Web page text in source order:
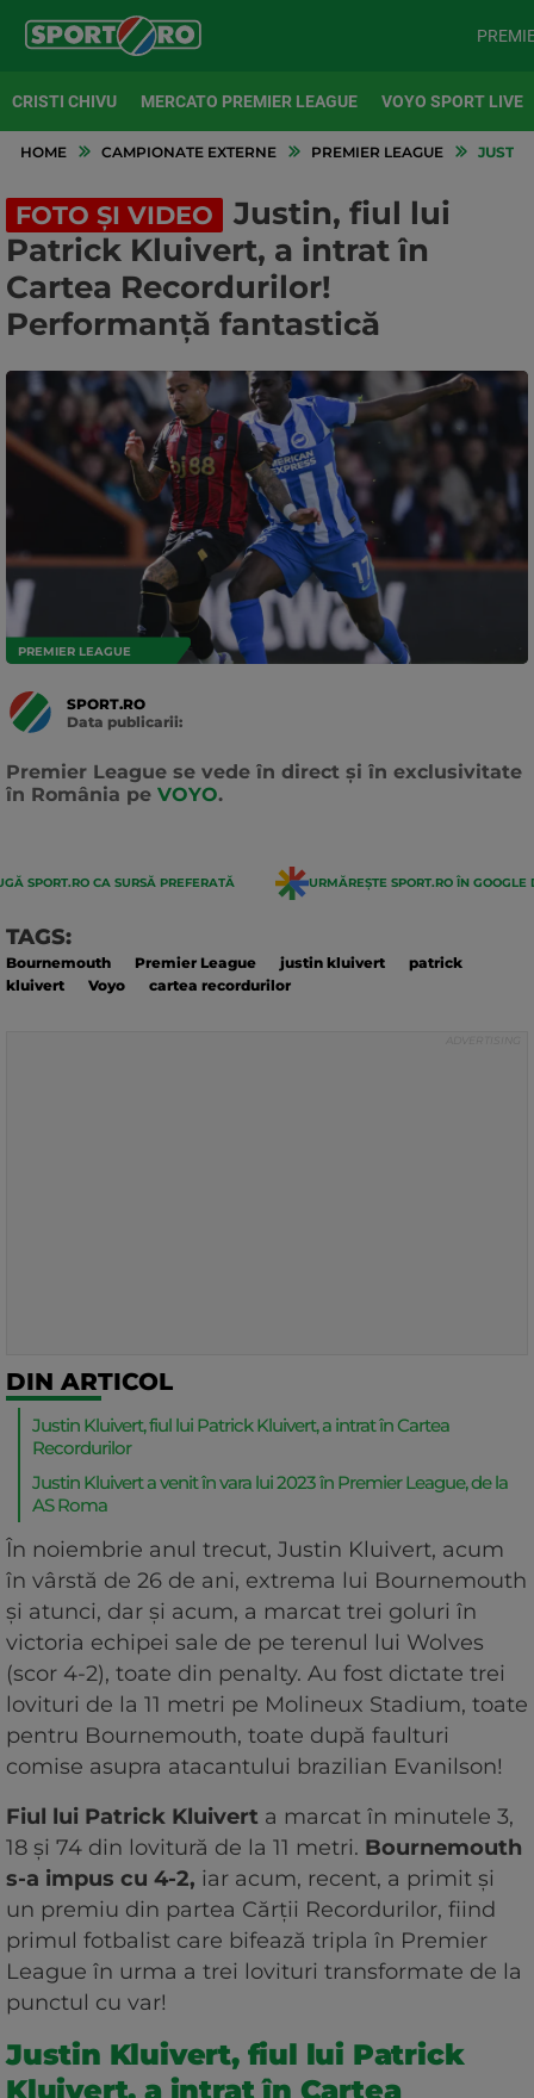
CRISTI CHIVU MERCATO PREMIER LEAGUE VOYO SPORT LIVE
HOME CAMPIONATE EXTERNE PREMIER LEAGUE
FOTO ȘI VIDEO
Justin, fiul lui
Patrick Kluivert, a intrat în
Cartea Recordurilor!
Performanță fantastică
PREMIER LEAGUE
SPORT.RO
Data publicarii:
Premier League se vede în direct și în exclusivitate
în România pe VOYO.
SPORT.RO CA SURSĂ PREFERATĂ URMĂREȘTE SPORT.RO ÎN GOOGLE
TAGS:
Bournemouth Premier League justin kluivert
patrick
kluivert
Voyo cartea recordurilor
DIN ARTICOL
Justin Kluivert, fiul lui Patrick Kluivert, a intrat în Cartea
Recordurilor
Justin Kluivert a venit în vara lui 2023 în Premier League, de la
AS Roma
În noiembrie anul trecut, Justin Kluivert, acum
în vârstă de 26 de ani, extrema lui Bournemouth
și atunci, dar și acum, a marcat trei goluri în
victoria echipei sale de pe terenul lui Wolves
(scor 4-2), toate din penalty. Au fost dictate trei
lovituri de la 11 metri pe Molineux Stadium, toate
pentru Bournemouth, toate după faulturi
comise asupra atacantului brazilian Evanilson!
Fiul lui Patrick Kluivert a marcat în minutele 3,
18 și 74 din lovitură de la 11 metri. Bournemouth
s-a impus cu 4-2, iar acum, recent, a primit și
un premiu din partea Cărții Recordurilor, fiind
primul fotbalist care bifează tripla în Premier
League în urma a trei lovituri transformate de la
punctul cu var!
Justin Kluivert, fiul lui Patrick
Kluivert, a intrat în Cartea